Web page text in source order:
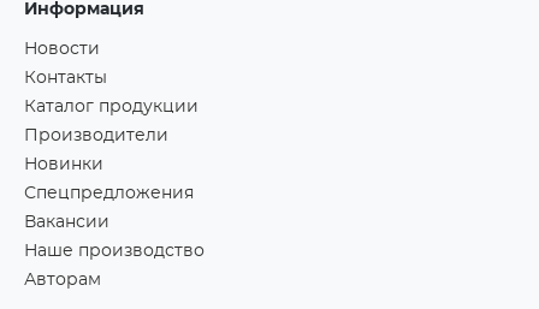
Информация
Новости
Контакты
Каталог продукции
Производители
Новинки
Спецпредложения
Вакансии
Наше производство
Авторам